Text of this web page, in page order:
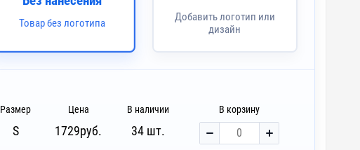
Товар без логотипа
Добавить логотип или
дизайн
Размер Цена В наличии В корзину
S 1729руб.
34 шт.